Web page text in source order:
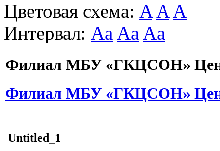
Цветовая схема: A A A
Интервал: Aa Aa Aa
Филиал МБУ «ГКЦСОН»
Филиал МБУ «ГКЦСОН»
Untitled_1